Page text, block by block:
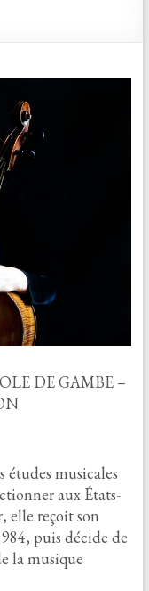
DE GAMBE –
études musicales
aux États-
elle reçoit son
puis décide de
la musique